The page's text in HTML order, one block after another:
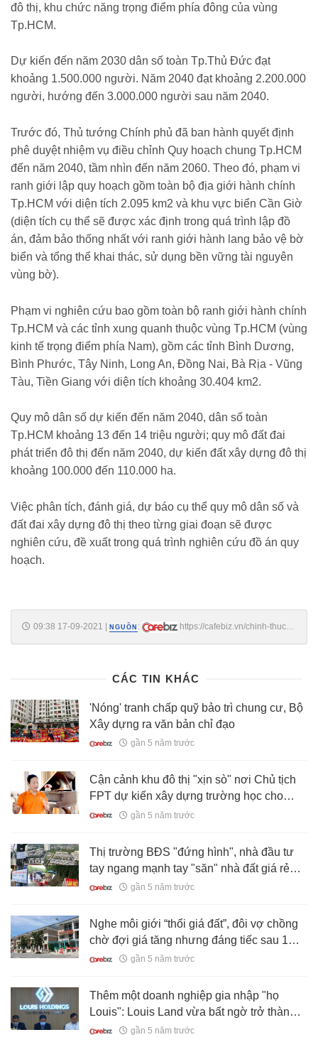
đô thị, khu chức năng trọng điểm phía đông của vùng
Tp.HCM.
Dự kiến đến năm 2030 dân số toàn Tp.Thủ Đức đạt
khoảng 1.500.000 người. Năm 2040 đạt khoảng 2.200.000
người, hướng đến 3.000.000 người sau năm 2040.
Trước đó, Thủ tướng Chính phủ đã ban hành quyết định
phê duyệt nhiệm vụ điều chỉnh Quy hoạch chung Tp.HCM
đến năm 2040, tầm nhìn đến năm 2060. Theo đó, phạm vi
ranh giới lập quy hoạch gồm toàn bộ địa giới hành chính
Tp.HCM với diện tích 2.095 km2 và khu vực biển Cần Giờ
(diện tích cụ thể sẽ được xác định trong quá trình lập đồ
án, đảm bảo thống nhất với ranh giới hành lang bảo vệ bờ
biển và tổng thể khai thác, sử dụng bền vững tài nguyên
vùng bờ).
Phạm vi nghiên cứu bao gồm toàn bộ ranh giới hành chính
Tp.HCM và các tỉnh xung quanh thuộc vùng Tp.HCM (vùng
kinh tế trọng điểm phía Nam), gồm các tỉnh Bình Dương,
Bình Phước, Tây Ninh, Long An, Đồng Nai, Bà Rịa - Vũng
Tàu, Tiền Giang với diện tích khoảng 30.404 km2.
Quy mô dân số dự kiến đến năm 2040, dân số toàn
Tp.HCM khoảng 13 đến 14 triệu người; quy mô đất đai
phát triển đô thị đến năm 2040, dự kiến đất xây dựng đô thị
khoảng 100.000 đến 110.000 ha.
Việc phân tích, đánh giá, dự báo cụ thể quy mô dân số và
đất đai xây dựng đô thị theo từng giai đoạn sẽ được
nghiên cứu, đề xuất trong quá trình nghiên cứu đồ án quy
hoạch.
09:38 17-09-2021 NGUỒN :
https://cafebiz.vn/chinh-thuc-
CÁC TIN KHÁC
'Nóng' tranh chấp quỹ bảo trì chung cư, Bộ
Xây dựng ra văn bản chỉ đạo
gần 5 năm trước
Cận cảnh khu đô thị "xịn sò" nơi Chủ tịch
FPT dự kiến xây dựng trường học cho
1.000 em nhỏ mồ côi do Covid-19
gần 5 năm trước
Thị trường BĐS "đứng hình", nhà đầu tư
tay ngang mạnh tay "săn" nhà đất giá rẻ
thời Covid ngờ đâu lại nếm trái đắng
gần 5 năm trước
Nghe môi giới “thổi giá đất”, đôi vợ chồng
chờ đợi giá tăng nhưng đáng tiếc sau 1
tháng tài sản “bay” mất hơn 2 tỷ
gần 5 năm trước
Thêm một doanh nghiệp gia nhập "họ
Louis": Louis Land vừa bất ngờ trở thành
cổ đông lớn tại Thuduc House
gần 5 năm trước